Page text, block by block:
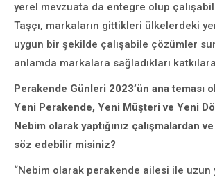
yerel mevzuata da entegre olup
Taşçı, markaların gittikleri ülkelerdeki
uygun bir şekilde çalışabile çözümler
anlamda markalara sağladıkları
Perakende Günleri 2023’ün ana teması
Yeni Perakende, Yeni Müşteri ve Yeni
Nebim olarak yaptığınız çalışmalardan
söz edebilir misiniz?
“Nebim olarak perakende ailesi ile uzun